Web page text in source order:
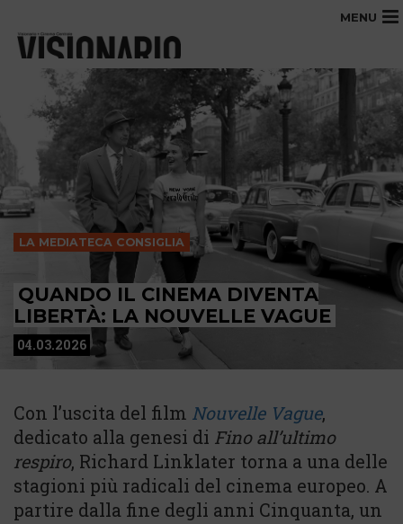
MENU
LA MEDIATECA CONSIGLIA
QUANDO IL CINEMA DIVENTA
LIBERTÀ: LA NOUVELLE VAGUE
04.03.2026
Con l’uscita del film Nouvelle Vague,
dedicato alla genesi di Fino all’ultimo
respiro, Richard Linklater torna a una delle
stagioni più radicali del cinema europeo. A
partire dalla fine degli anni Cinquanta, un